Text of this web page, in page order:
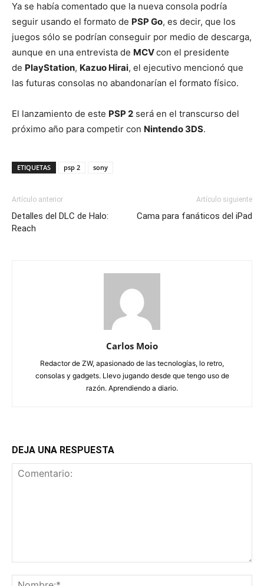
Ya se había comentado que la nueva consola podría
seguir usando el formato de PSP Go, es decir, que los
juegos sólo se podrían conseguir por medio de descarga,
aunque en una entrevista de MCVcon el presidente
de PlayStation, Kazuo Hirai, el ejecutivo mencionó que
las futuras consolas no abandonarían el formato físico.
El lanzamiento de este PSP 2 será en el transcurso del
próximo año para competir con Nintendo 3DS.
ETIQUETAS psp 2 sony
Artículo anterior
Detalles del DLC de Halo:
Reach
Artículo siguiente
Cama para fanáticos del iPad
Carlos Moio
Redactor de ZW, apasionado de las tecnologías, lo retro,
consolas y gadgets. Llevo jugando desde que tengo uso de
razón. Aprendiendo a diario.
DEJA UNA RESPUESTA